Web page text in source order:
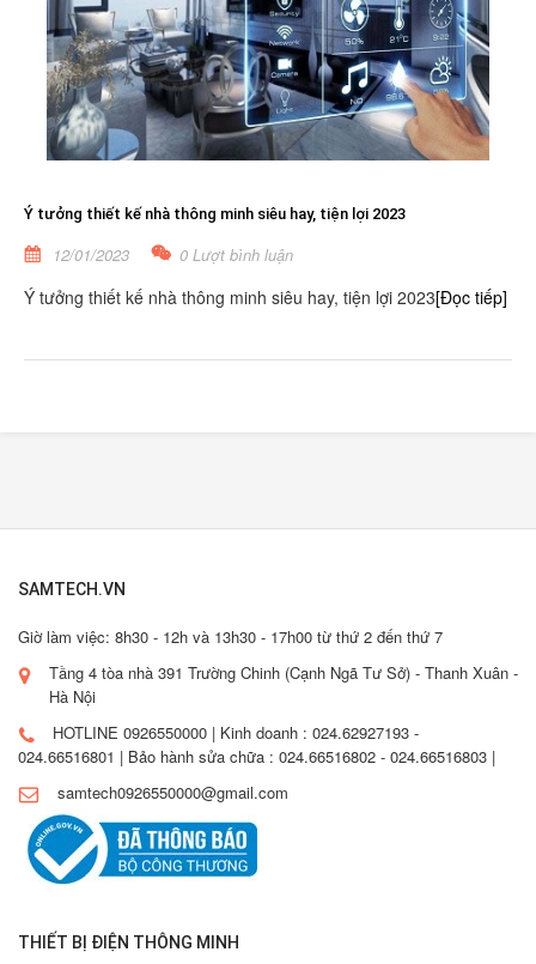
Ý tưởng thiết kế nhà thông minh siêu hay, tiện lợi 2023
12/01/2023 0 Lượt bình luận
Ý tưởng thiết kế nhà thông minh siêu hay, tiện lợi 2023[Đọc tiếp]
SAMTECH.VN
Giờ làm việc: 8h30 - 12h và 13h30 - 17h00 từ thứ 2 đến thứ 7
Tầng 4 tòa nhà 391 Trường Chinh (Cạnh Ngã Tư Sở) - Thanh Xuân -
Hà Nội
HOTLINE 0926550000 | Kinh doanh : 024.62927193 -
024.66516801 | Bảo hành sửa chữa : 024.66516802 - 024.66516803 |
samtech0926550000@gmail.com
THIẾT BỊ ĐIỆN THÔNG MINH